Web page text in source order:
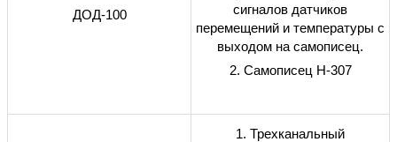
ДОД-100
сигналов датчиков
перемещений и температуры с
выходом на самописец.
2. Самописец Н-307
1. Трехканальный